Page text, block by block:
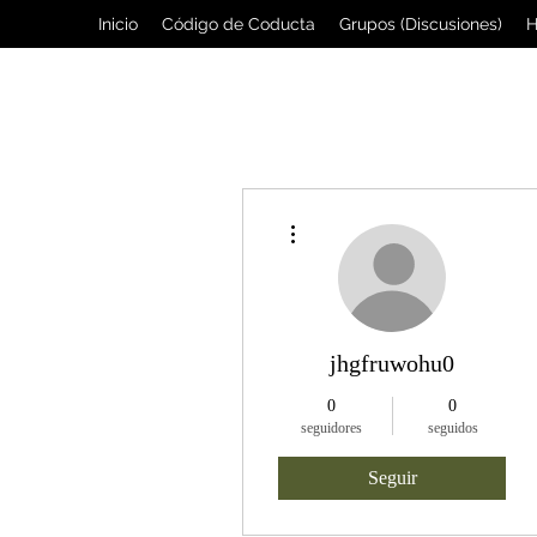
Inicio Código de Coducta Grupos (Discusiones)
jhgfruwohu0
0
seguidores
0
seguidos
Seguir